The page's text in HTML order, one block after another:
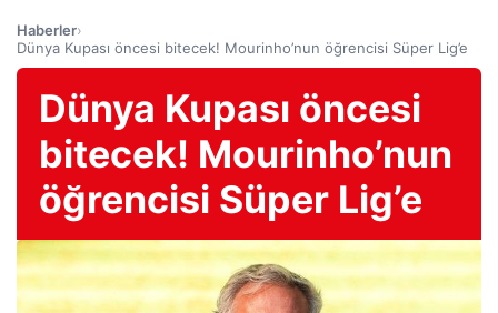
Haberler›
Dünya Kupası öncesi bitecek! Mourinho’nun öğrencisi Süper Lig’e
Dünya Kupası öncesi
bitecek! Mourinho’nun
öğrencisi Süper Lig’e